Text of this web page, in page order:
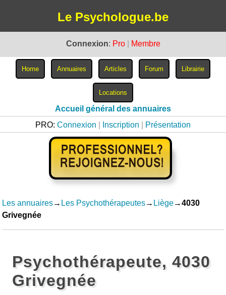
Le Psychologue.be
Connexion: Pro Membre
Accueil général des annuaires
PRO: Connexion Inscription Présentation
Les annuaires→ Les Psychothérapeutes→ Liège→4030
Grivegnée
Psychothérapeute, 4030
Grivegnée